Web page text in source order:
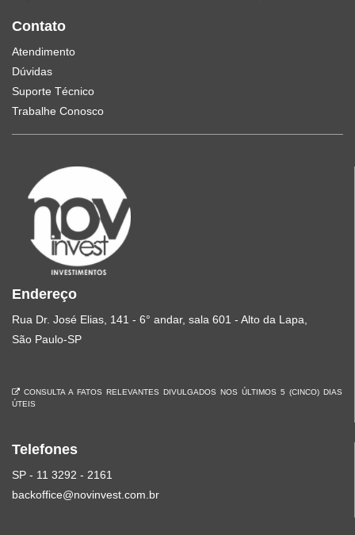
Contato
Atendimento
Dúvidas
Suporte Técnico
Trabalhe Conosco
Endereço
Rua Dr. José Elias, 141 - 6° andar, sala 601 - Alto da Lapa,
São Paulo-SP
CONSULTA A FATOS RELEVANTES DIVULGADOS NOS ÚLTIMOS 5 (CINCO) DIAS
ÚTEIS
Telefones
SP - 11 3292 - 2161
backoffice@novinvest.com.br